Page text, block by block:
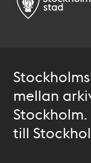
mellan
till